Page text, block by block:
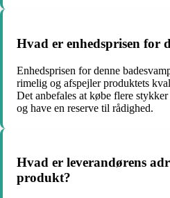
Hvad er enhedsprisen for
Enhedsprisen for denne
rimelig og afspejler produktets
Det anbefales at købe flere
og have en reserve til rådighed.
Hvad er leverandørens
produkt?